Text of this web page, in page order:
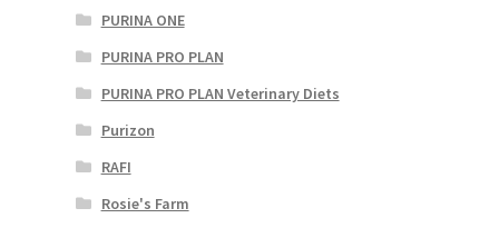
PURINA ONE
PURINA PRO PLAN
PURINA PRO PLAN Veterinary Diets
Purizon
RAFI
Rosie's Farm